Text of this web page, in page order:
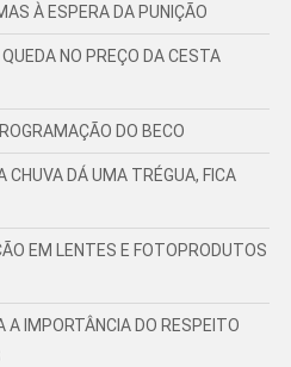
À ESPERA DA PUNIÇÃO
NO PREÇO DA CESTA
DO BECO
CHUVA DÁ UMA TRÉGUA, FICA
EM LENTES E FOTOPRODUTOS
A IMPORTÂNCIA DO RESPEITO